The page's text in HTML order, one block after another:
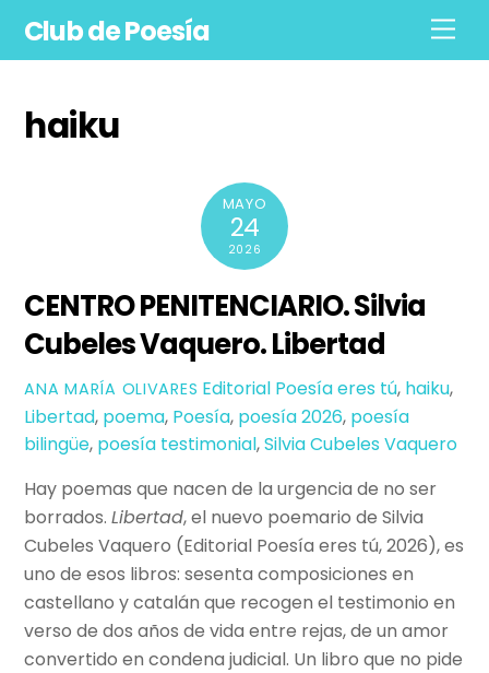
Club de Poesía
haiku
MAYO
24
2026
CENTRO PENITENCIARIO. Silvia
Cubeles Vaquero. Libertad
ANA MARÍA OLIVARES Editorial Poesía eres tú, haiku,
Libertad, poema, Poesía, poesía 2026, poesía
bilingüe, poesía testimonial,Silvia Cubeles Vaquero
Hay poemas que nacen de la urgencia de no ser
borrados.Libertad, el nuevo poemario de Silvia
Cubeles Vaquero (Editorial Poesía eres tú, 2026), es
uno de esos libros: sesenta composiciones en
castellano y catalán que recogen el testimonio en
verso de dos años de vida entre rejas, de un amor
convertido en condena judicial. Un libro que no pide